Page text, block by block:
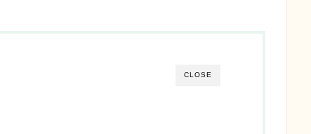
CLOSE